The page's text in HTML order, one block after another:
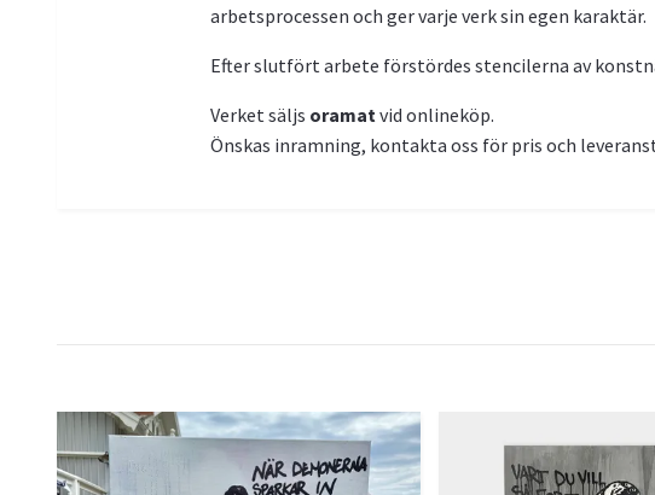
arbetsprocessen och ger varje verk sin egen karaktär.
Efter slutfört arbete förstördes stencilerna av
Verket säljs oramatvid onlineköp.
Önskas inramning, kontakta oss för pris och